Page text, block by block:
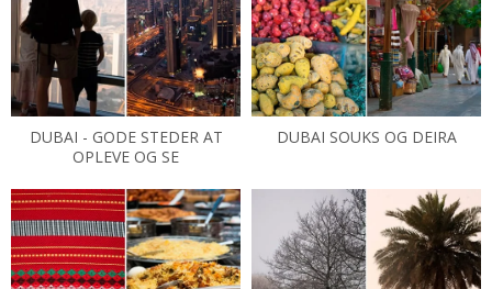
DUBAI - GODE STEDER AT
OPLEVE OG SE
DUBAI SOUKS OG DEIRA